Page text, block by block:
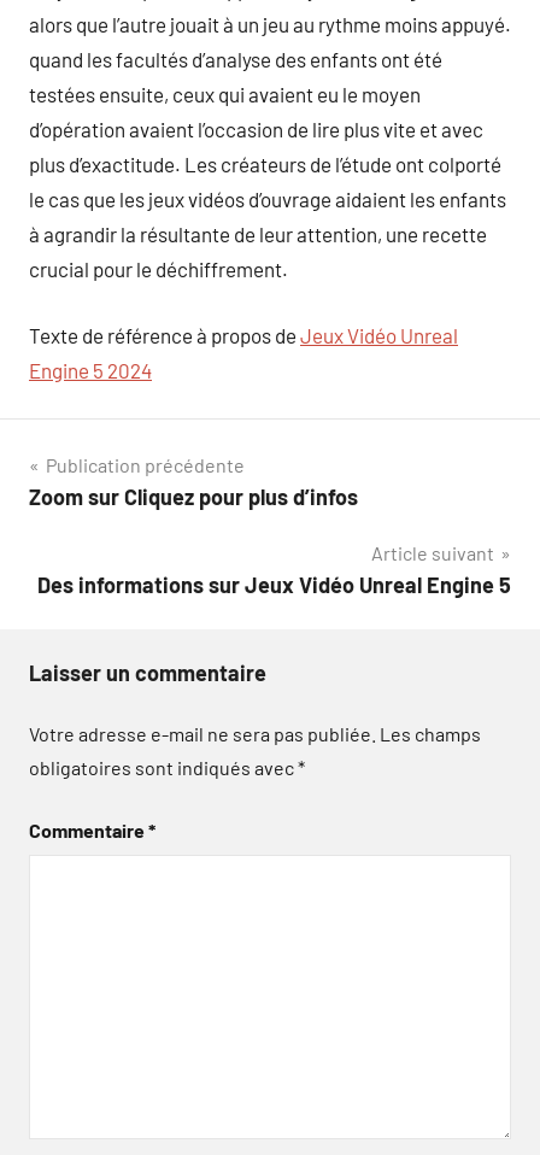
alors que l’autre jouait à un jeu au rythme moins appuyé.
quand les facultés d’analyse des enfants ont été
testées ensuite, ceux qui avaient eu le moyen
d’opération avaient l’occasion de lire plus vite et avec
plus d’exactitude. Les créateurs de l’étude ont colporté
le cas que les jeux vidéos d’ouvrage aidaient les enfants
à agrandir la résultante de leur attention, une recette
crucial pour le déchiffrement.
Texte de référence à propos de Jeux Vidéo Unreal
Engine 5 2024
Navigation
de
Publication précédente
Zoom sur Cliquez pour plus d’infos
Article suivant
Des informations sur Jeux Vidéo Unreal Engine 5
Laisser un commentaire
Votre adresse e-mail ne sera pas publiée. Les champs
obligatoires sont indiqués avec*
Commentaire*